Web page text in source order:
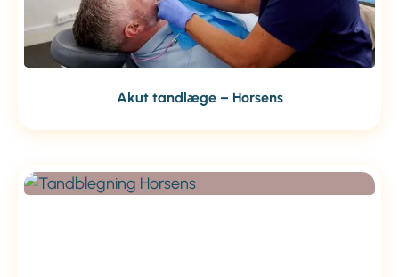
Akut tandlæge – Horsens